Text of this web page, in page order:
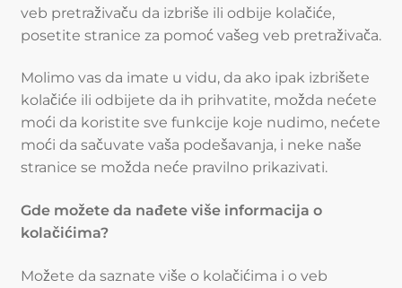
veb pretraživaču da izbriše ili odbije kolačiće,
posetite stranice za pomoć vašeg veb pretraživača.
Molimo vas da imate u vidu, da ako ipak izbrišete
kolačiće ili odbijete da ih prihvatite, možda nećete
moći da koristite sve funkcije koje nudimo, nećete
moći da sačuvate vaša podešavanja, i neke naše
stranice se možda neće pravilno prikazivati.
Gde možete da nađete više informacija o
kolačićima?
Možete da saznate više o kolačićima i o veb